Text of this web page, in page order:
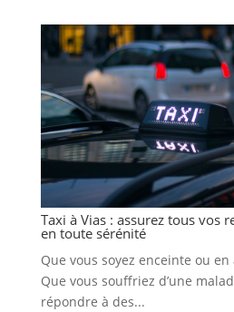
Taxi à Vias : assurez tous vos
en toute sérénité
Que vous soyez enceinte ou
Que vous souffriez d’une
répondre à des...